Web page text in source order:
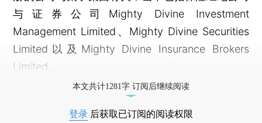
与证券公司Mighty Divine Investment
Management Limited、Mighty Divine Securities
Limited以及Mighty Divine Insurance Brokers
Limited。
本文共计1281字 订阅后继续阅读
登录 后获取已订阅的阅读权限